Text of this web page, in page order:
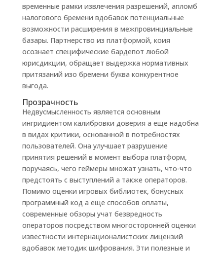
временные рамки извлечения разрешений, апломб
налогового бремени вдобавок потенциальные
возможности расширения в межпровинциальные
базары. Партнерство из платформой, коия
осознает специфические бардепот любой
юрисдикции, обращает выдержка нормативных
притязаний изо бремени буква конкурентное
выгода.
Прозрачность
Недвусмысленность является основным
ингридиентом калибровки доверия а еще надобна
в видах критики, основанной в потребностях
пользователей. Она улучшает разрушение
принятия решений в момент выбора платформ,
поручаясь, чего геймеры множат узнать, что-что
предстоять с выступлений а также операторов.
Помимо оценки игровых библиотек, бонусных
программный код а еще способов оплаты,
современные обзоры учат безвредность
операторов посредством многосторонней оценки
известности интернационалистских лицензий
вдобавок методик шифрования. Эти полезные и